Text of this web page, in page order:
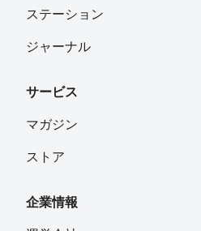
大阪府東大阪市在住
ケロリン
ステーション
ジャーナル
サービス
マガジン
ストア
企業情報